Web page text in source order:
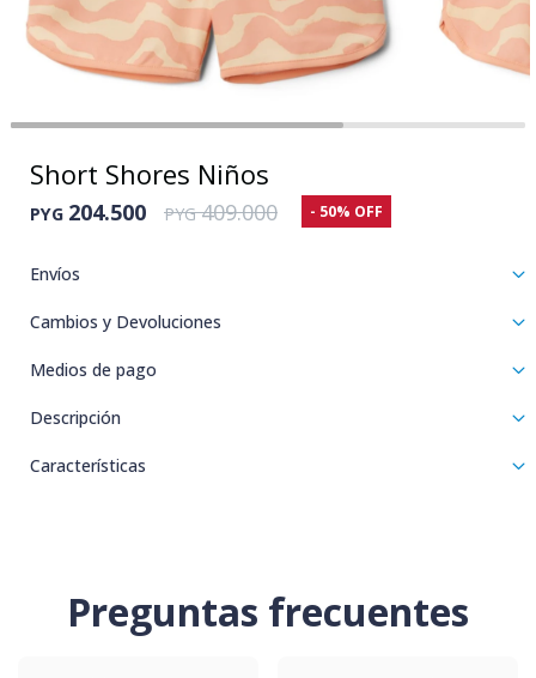
Short Shores Niños
PYG 204.500 PYG 409.000 50
Envíos
Cambios y Devoluciones
Medios de pago
Descripción
Características
Preguntas frecuentes